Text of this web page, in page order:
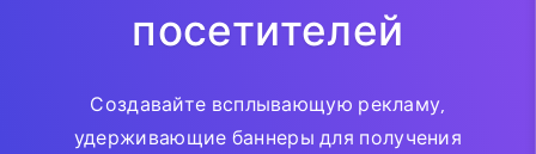
посетителей
Создавайте всплывающую рекламу,
удерживающие баннеры для получения